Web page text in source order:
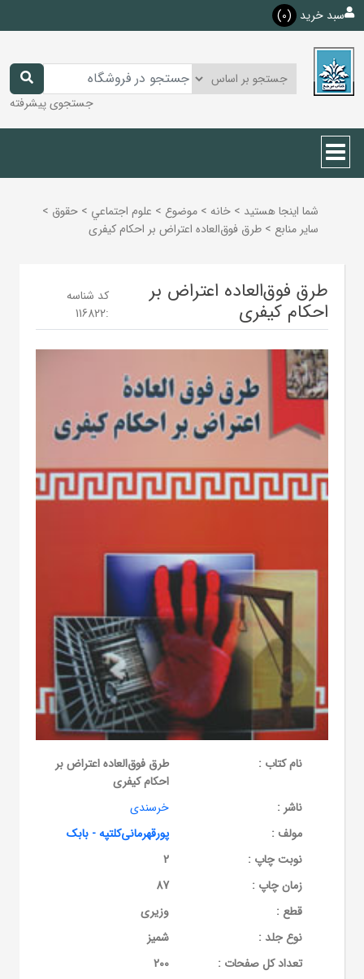
سبد خرید (0)
جستجوی پیشرفته
شما اینجا هستید > خانه > موضوع > علوم اجتماعي > حقوق >
ساير منابع > طرق فوق‌العاده اعتراض بر احکام کیفری
طرق فوق‌العاده اعتراض بر
احکام کیفری
کد شناسه
:
116822
نام کتاب :
طرق فوق‌العاده اعتراض بر
احکام کیفری
ناشر :
خرسندی
مولف :
پورقهرمانی‌کلتپه - بابک
نوبت چاپ :
2
زمان چاپ :
87
قطع :
وزیری
نوع جلد :
شمیز
تعداد کل صفحات :
200